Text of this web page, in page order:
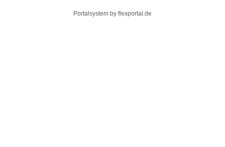
Portalsystem by flexportal.de